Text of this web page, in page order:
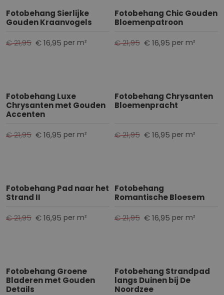
Fotobehang Sierlijke
Gouden Kraanvogels
€ 16,95 per m²
€ 21,95
Fotobehang Chic Gouden
Bloemenpatroon
€ 16,95 per m²
€ 21,95
Fotobehang Luxe
Chrysanten met Gouden
Accenten
€ 16,95 per m²
€ 21,95
Fotobehang Chrysanten
Bloemenpracht
€ 16,95 per m²
€ 21,95
Fotobehang Pad naar het
Strand II
€ 16,95 per m²
€ 21,95
Fotobehang
Romantische Bloesem
€ 16,95 per m²
€ 21,95
Fotobehang Groene
Bladeren met Gouden
Details
Fotobehang Strandpad
langs Duinen bij De
Noordzee